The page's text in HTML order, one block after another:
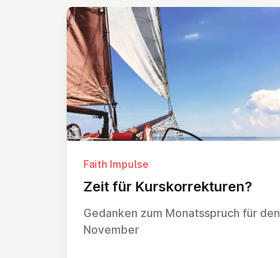
Faith Impulse
Zeit für Kur­skor­rek­turen?
Gedanken zum Monatsspruch für den
November